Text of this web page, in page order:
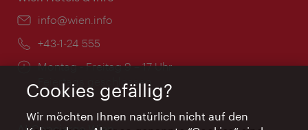
Email:
info@wien.info
Telefon:
+43-1-24 555
Öffnungszeiten:
Montag - Freitag 9 – 17 Uhr
Feiertags geschlossen
Cookies gefällig?
Wir möchten Ihnen natürlich nicht auf den